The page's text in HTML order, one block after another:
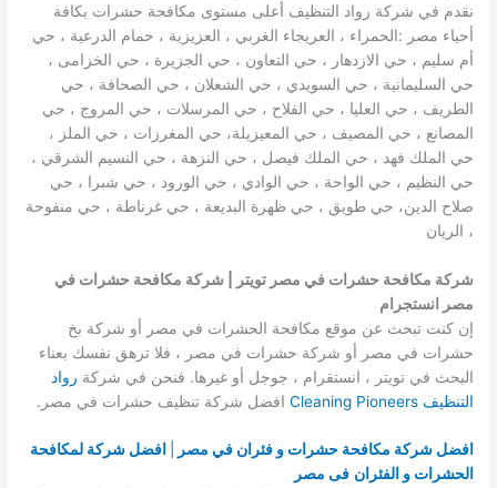
نقدم في شركة رواد التنظيف أعلى مستوى مكافحة حشرات بكافة
أحياء مصر :الحمراء ، العريجاء الغربي ، العزيزية ، حمام الدرعية ، حي
أم سليم ، حي الازدهار ، حي التعاون ، حي الجزيرة ، حي الخزامى ،
حي السليمانية ، حي السويدي ، حي الشعلان ، حي الصحافة ، حي
الطريف ، حي العليا ، حي الفلاح ، حي المرسلات ، حي المروج ، حي
المصانع ، حي المصيف ، حي المعيزيلة، حي المغرزات ، حي الملز ،
حي الملك فهد ، حي الملك فيصل ، حي النزهة ، حي النسيم الشرقي ،
حي النظيم ، حي الواحة ، حي الوادي ، حي الورود ، حي شبرا ، حي
صلاح الدين، حي طويق ، حي ظهرة البديعة ، حي غرناطة ، حي منفوحة
، الريان
شركة مكافحة حشرات في مصر تويتر | شركة مكافحة حشرات في
مصر انستجرام
إن كنت تبحث عن موقع مكافحة الحشرات في مصر أو شركة بخ
حشرات في مصر أو شركة حشرات في مصر ، فلا ترهق نفسك بعناء
البحث في تويتر ، انستقرام ، جوجل أو غيرها. فنحن في شركة رواد
التنظيف Cleaning Pioneers
افضل شركة تنظيف حشرات في مصر.
افضل شركة مكافحة حشرات و فئران في مصر
افضل شركة لمكافحة
الحشرات و الفئران فى مصر